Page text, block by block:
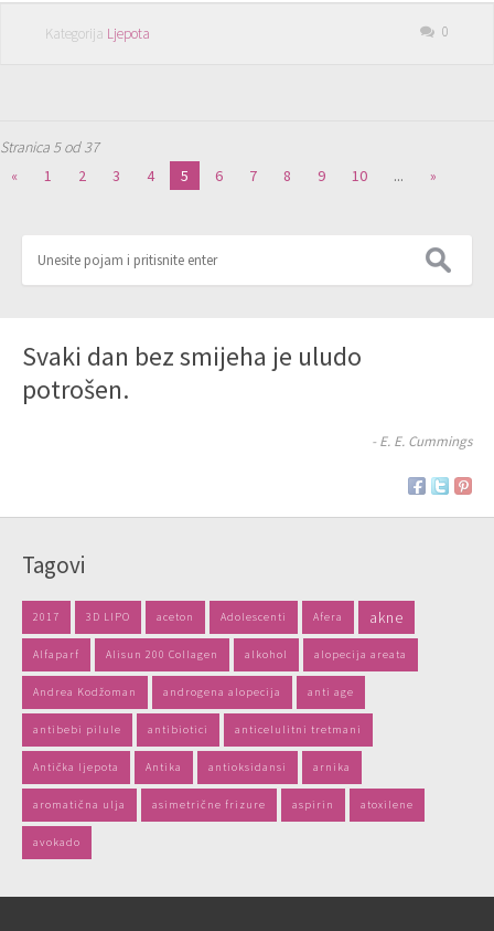
Kategorija Ljepota 0
Stranica 5 od 37
«
1 2 3 4 5 6 7 8 9 10 ... »
Svaki dan bez smijeha je uludo
potrošen.
- E. E. Cummings
Tagovi
2017 3D LIPO aceton Adolescenti Afera akne
Alfaparf Alisun 200 Collagen alkohol alopecija areata
Andrea Kodžoman androgena alopecija anti age
antibebi pilule antibiotici anticelulitni tretmani
Antička ljepota Antika antioksidansi arnika
aromatična ulja asimetrične frizure aspirin atoxilene
avokado